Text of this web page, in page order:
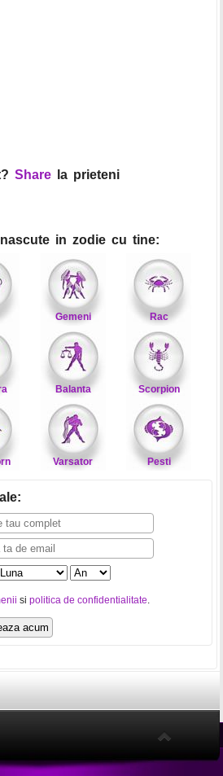
Share la prieteni
in zodie cu tine:
Gemeni Rac
Balanta Scorpion
Varsator Pesti
:
si politica de confidentialitate.